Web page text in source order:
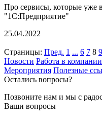
Про сервисы, которые уже
"1С:Предприятие"
25.04.2022
Страницы: Пред. 1 ... 6 7 8 9
Новости Работа в компании
Мероприятия Полезные
Остались вопросы?
Позвоните нам и мы с
Ваши вопросы